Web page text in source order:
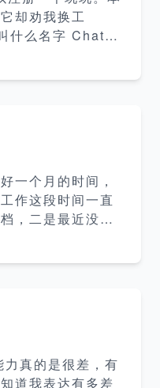
却劝我换工
什么名字 ChatG
我以后就叫你雨
您相识，您称呼
么？ 雨宝：作为
识和个人感受，
个人观点。不同
一个月的时间，
作这段时间一直
，二是最近没有
的内容没什么
做了四个项目，
用几
真的是很差，有
道我表达有多差